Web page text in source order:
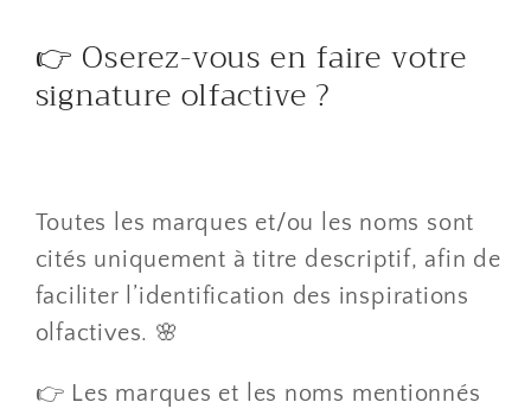
👉 Oserez-vous en faire votre
signature olfactive ?
Toutes les marques et/ou les noms sont
cités uniquement à titre descriptif, afin de
faciliter l’identification des inspirations
olfactives. 🌸
👉 Les marques et les noms mentionnés